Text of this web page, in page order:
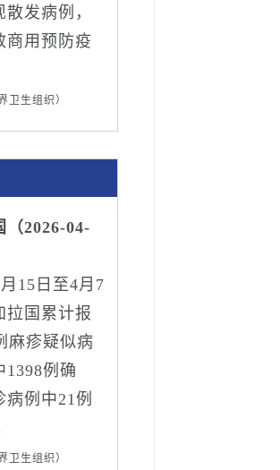
发病例，
商用预防疫
卫生组织）
（2026-04-
15日至4月7
拉国累计报
麻疹疑似病
1398例确
病例中21例
卫生组织）